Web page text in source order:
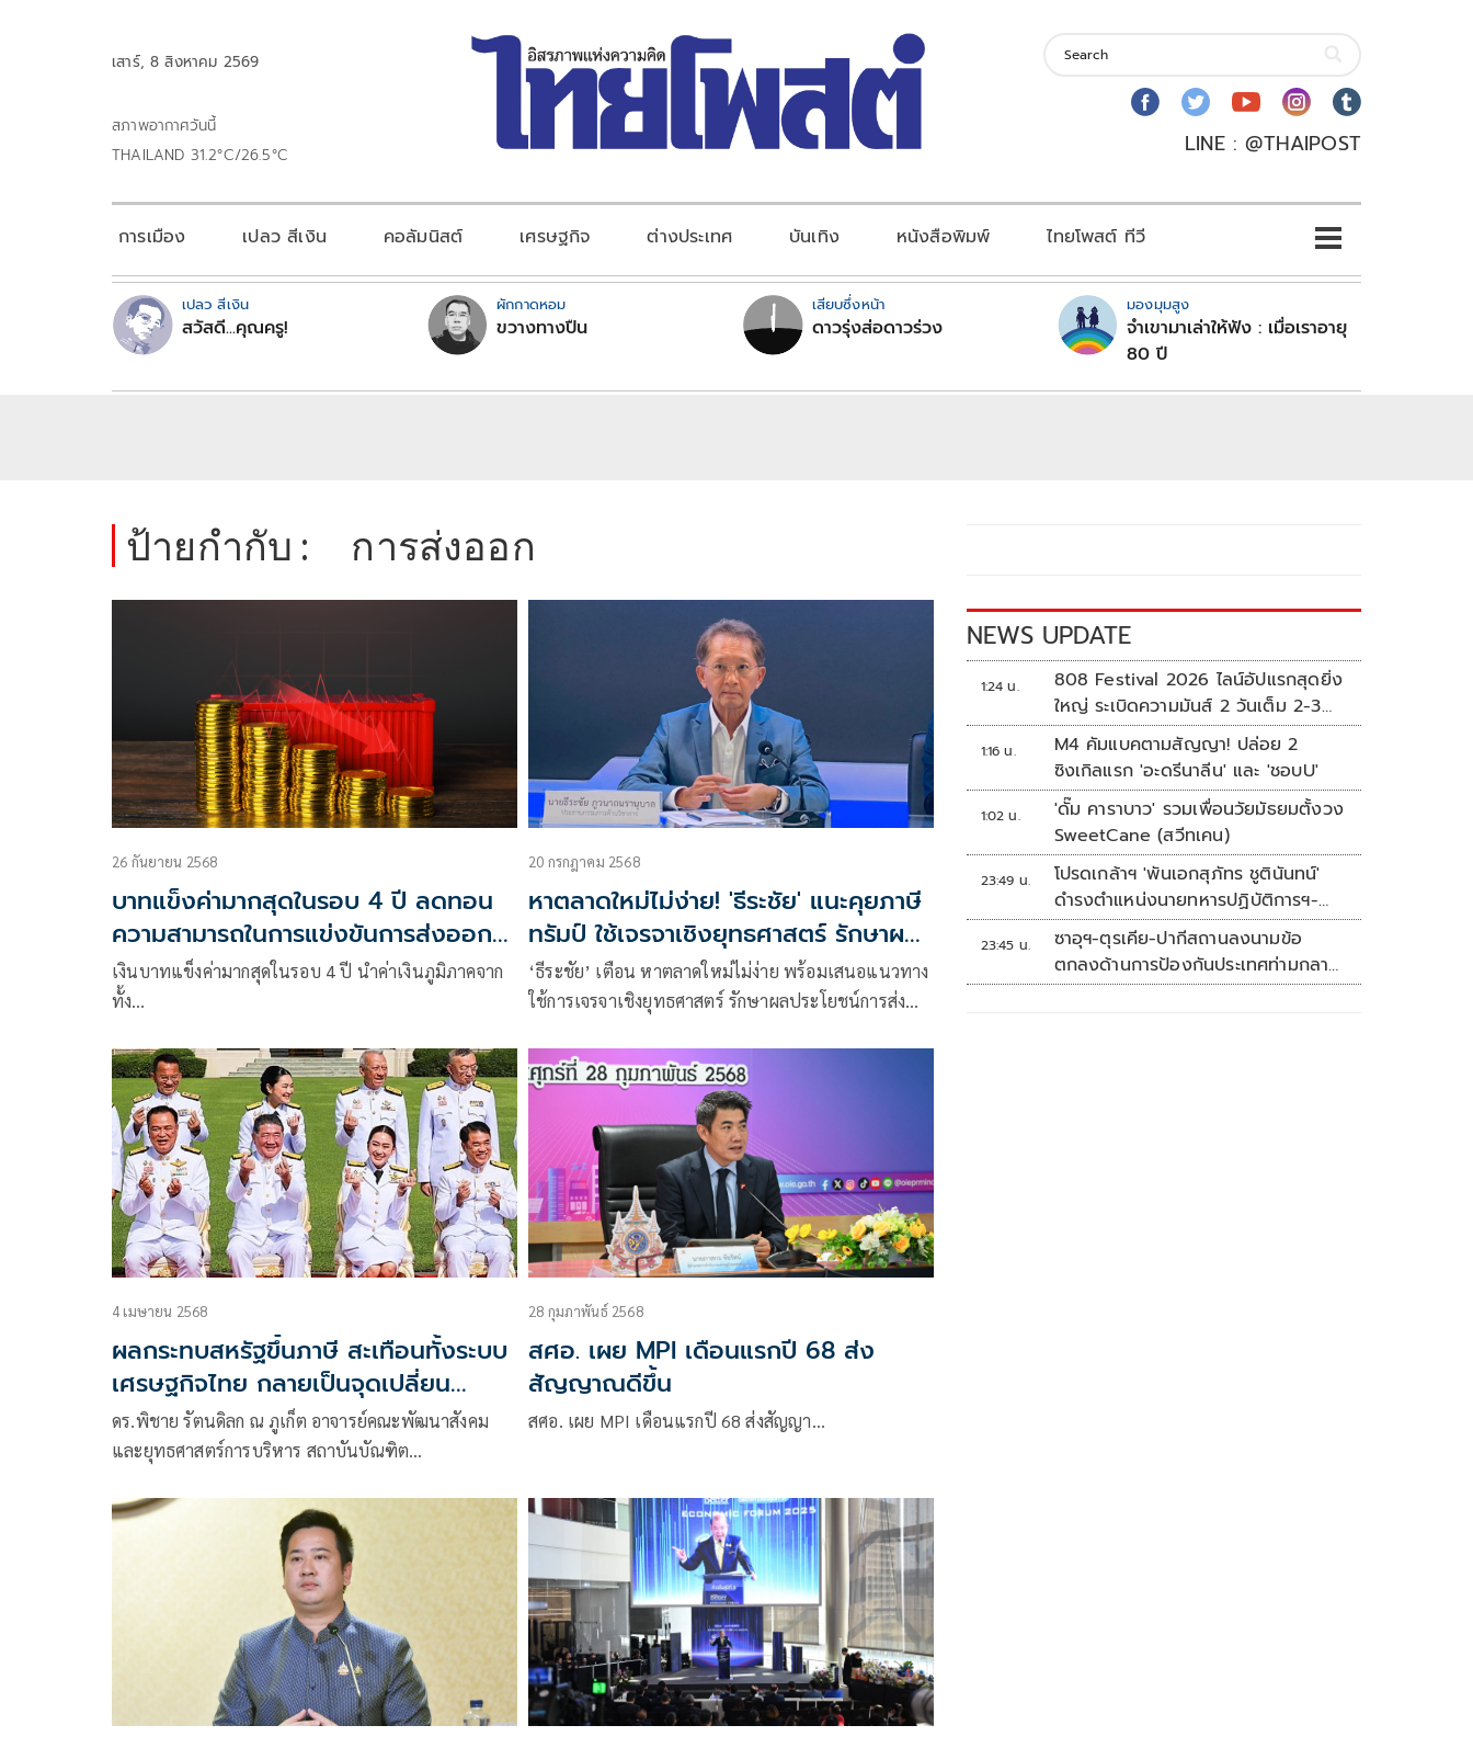
เสาร์, 8 สิงหาคม 2569
สภาพอากาศวันนี้
THAILAND 31.2°C/26.5°C
LINE : @THAIPOST
การเมือง เปลว สีเงิน คอลัมนิสต์ เศรษฐกิจ ต่างประเทศ บันเทิง หนังสือพิมพ์ ไทยโพสต์ ทีวี
เปลว สีเงิน
สวัสดี...คุณครู!
ผักกาดหอม
ขวางทางปืน
เสียบซึ่งหน้า
ดาวรุ่งส่อดาวร่วง
มองมุมสูง
จำเขามาเล่าให้ฟัง : เมื่อเราอายุ
80 ปี
ป้ายกำกับ : การส่งออก
26 กันยายน 2568
บาทแข็งค่ามากสุดในรอบ 4 ปี ลดทอน
ความสามารถในการแข่งขันการส่งออก
เพิ่มเติมจากปัจจัยภาษีทรัมป์
เงินบาทแข็งค่ามากสุดในรอบ 4 ปี นำค่าเงินภูมิภาคจาก
ทั้ง…
20 กรกฎาคม 2568
หาตลาดใหม่ไม่ง่าย! 'ธีระชัย' แนะคุยภาษี
ทรัมป์ ใช้เจรจาเชิงยุทธศาสตร์ รักษาผล
ประโยชน์ส่งออกไทย
‘ธีระชัย’ เตือน หาตลาดใหม่ไม่ง่าย พร้อมเสนอแนวทาง
ใช้การเจรจาเชิงยุทธศาสตร์ รักษาผลประโยชน์การส่ง
ด้าน
4 เมษายน 2568
ผลกระทบสหรัฐขึ้นภาษี สะเทือนทั้งระบบ
เศรษฐกิจไทย กลายเป็นจุดเปลี่ยน
ทางการเมือง
ดร.พิชาย รัตนดิลก ณ ภูเก็ต อาจารย์คณะพัฒนาสังคม
และยุทธศาสตร์การบริหาร สถาบันบัณฑิต
28 กุมภาพันธ์ 2568
สศอ. เผย MPI เดือนแรกปี 68 ส่ง
สัญญาณดีขึ้น
สศอ. เผย MPI เดือนแรกปี 68 ส่งสัญญา…
NEWS UPDATE
1:24 น.
808 Festival 2026 ไลน์อัปแรกสุดยิ่ง
ใหญ่ ระเบิดความมันส์ 2 วันเต็ม 2-3
ต.ค.นี้
1:16 น.
M4 คัมแบคตามสัญญา! ปล่อย 2
ซิงเกิลแรก 'อะดรีนาลีน' และ 'ชอบU'
1:02 น.
'ดั๊ม คาราบาว' รวมเพื่อนวัยมัธยมตั้งวง
SweetCane (สวีทเคน)
23:49 น.
โปรดเกล้าฯ 'พันเอกสุภัทร ชูตินันทน์'
ดำรงตำแหน่งนายทหารปฏิบัติการฯ-
พระราชทานยศ 'พลตรี'
23:45 น.
ซาอุฯ-ตุรเคีย-ปากีสถานลงนามข้อ
ตกลงด้านการป้องกันประเทศท่ามกลาง
สงครามในภูมิภาค